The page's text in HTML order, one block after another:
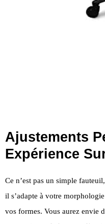
Ajustements
Expérience
Ce n’est pas un simple
il s’adapte à votre
vos formes. Vous aurez envie